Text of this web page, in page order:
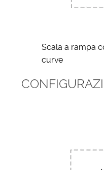
Scala a rampa
curve